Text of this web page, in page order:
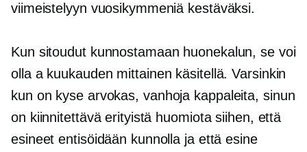
viimeistelyyn vuosikymmeniä kestäväksi.
Kun sitoudut kunnostamaan huonekalun, se voi
olla a kuukauden mittainen käsitellä. Varsinkin
kun on kyse arvokas, vanhoja kappaleita, sinun
on kiinnitettävä erityistä huomiota siihen, että
esineet entisöidään kunnolla ja että esine